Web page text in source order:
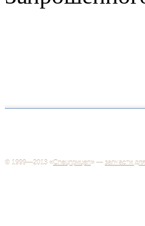
© 1999—2013 «Спецприцеп» — запчасти